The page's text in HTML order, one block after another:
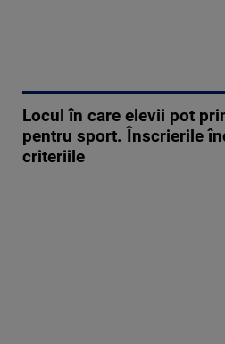
Locul în care elevii pot
pentru sport. Înscrierile
criteriile